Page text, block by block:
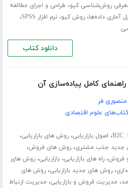
روش‌شناسی کیو، طراحی و اجرای مطالعه
آماری داده‌ها،روش کیو،نرم افزار SPSS ،
دانلود کتاب
منصوری فر
علوم اقتصادی
B2C، اصول بازاریابی،روش های بازاریابی،
جدید جذب مشتری،روش های فروش،
و فروش،راه های بازاریابی،بازاریابی،روش های
،روش های جدید بازاریابی،روش های
، مدیریت فروش و بازاریابی، مدیریت ارتباط